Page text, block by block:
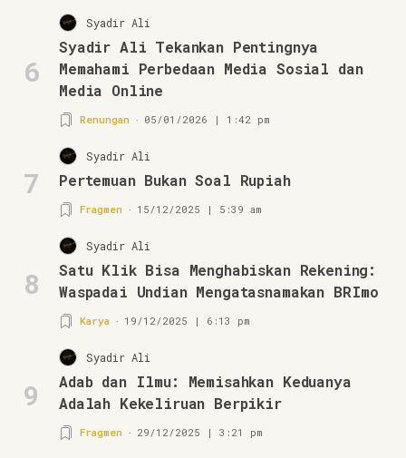
6
Syadir Ali
Syadir Ali Tekankan Pentingnya
Memahami Perbedaan Media Sosial dan
Media Online
Renungan 05/01/2026 | 1:42 pm
7
Syadir Ali
Pertemuan Bukan Soal Rupiah
Fragmen 15/12/2025 | 5:39 am
8
Syadir Ali
Satu Klik Bisa Menghabiskan Rekening:
Waspadai Undian Mengatasnamakan BRImo
Karya 19/12/2025 | 6:13 pm
9
Syadir Ali
Adab dan Ilmu: Memisahkan Keduanya
Adalah Kekeliruan Berpikir
Fragmen 29/12/2025 | 3:21 pm